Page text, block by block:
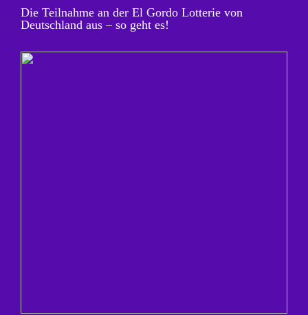
Die Teilnahme an der El Gordo Lotterie von
Deutschland aus – so geht es!